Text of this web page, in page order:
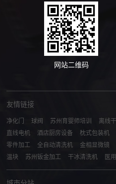
网站二维码
友情链接
净化门 球阀 苏州育婴师培训 离线
直线电机
酒店厨房设备 枕式包装机
零件加工
全自动清洗机 金相显微镜
温块
苏州钣金加工 干冰清洗机 医